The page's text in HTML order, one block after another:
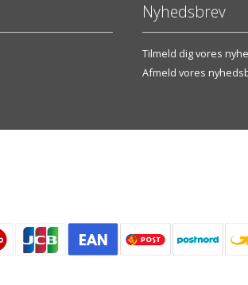
Nyhedsbrev
Tilmeld dig vores
Afmeld vores